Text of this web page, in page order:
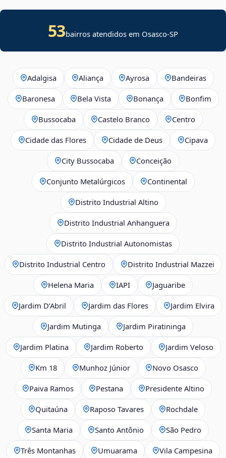
53bairros atendidos em Osasco-SP
Adalgisa Aliança Ayrosa Bandeiras
Baronesa Bela Vista Bonança Bonfim
Bussocaba Castelo Branco Centro
Cidade das Flores Cidade de Deus Cipava
City Bussocaba Conceição
Conjunto Metalúrgicos Continental
Distrito Industrial Altino
Distrito Industrial Anhanguera
Distrito Industrial Autonomistas
Distrito Industrial Centro Distrito Industrial Mazzei
Helena Maria IAPI Jaguaribe
Jardim D’Abril Jardim das Flores Jardim Elvira
Jardim Mutinga Jardim Piratininga
Jardim Platina Jardim Roberto Jardim Veloso
Km 18 Munhoz Júnior Novo Osasco
Paiva Ramos Pestana Presidente Altino
Quitaúna Raposo Tavares Rochdale
Santa Maria Santo Antônio São Pedro
Três Montanhas Umuarama Vila Campesina